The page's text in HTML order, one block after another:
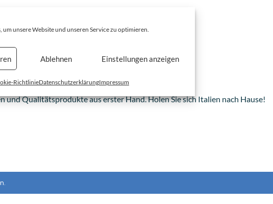
unsere Website und unseren Service zu optimieren.
Ablehnen Einstellungen anzeigen
RichtlinieDatenschutzerklärungImpressum
Spezialitäten
und Qualitätsprodukte aus erster Hand. Holen Sie sich Italien nach Hause!